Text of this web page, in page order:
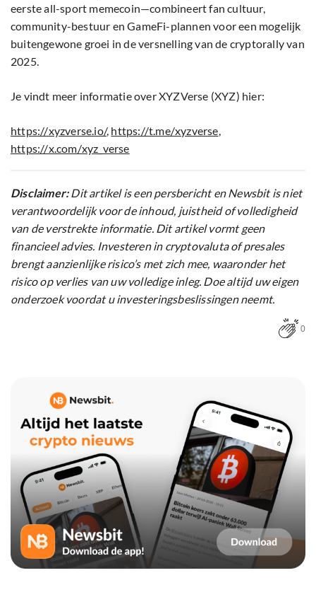
eerste all-sport memecoin—combineert fan cultuur,
community-bestuur en GameFi-plannen voor een mogelijk
buitengewone groei in de versnelling van de cryptorally van
2025.
Je vindt meer informatie over XYZVerse (XYZ) hier:
https://xyzverse.io/, https://t.me/xyzverse
https://x.com/xyz_verse
Disclaimer:Dit artikel is een persbericht en Newsbit is niet
verantwoordelijk voor de inhoud, juistheid of volledigheid
van de verstrekte informatie. Dit artikel vormt geen
financieel advies. Investeren in cryptovaluta of presales
brengt aanzienlijke risico’s met zich mee, waaronder het
risico op verlies van uw volledige inleg. Doe altijd uw eigen
onderzoek voordat u investeringsbeslissingen neemt.
0